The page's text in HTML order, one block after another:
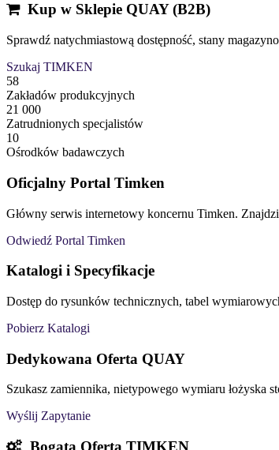
Kup w Sklepie QUAY (B2B)
Sprawdź natychmiastową dostępność, stany
Szukaj TIMKEN
58
Zakładów produkcyjnych
21 000
Zatrudnionych specjalistów
10
Ośrodków badawczych
Oficjalny Portal Timken
Główny serwis internetowy koncernu Timken.
Odwiedź Portal Timken
Katalogi i Specyfikacje
Dostęp do rysunków technicznych, tabel
Pobierz Katalogi
Dedykowana Oferta QUAY
Szukasz zamiennika, nietypowego wymiaru łożyska
Wyślij Zapytanie
Bogata Oferta TIMKEN